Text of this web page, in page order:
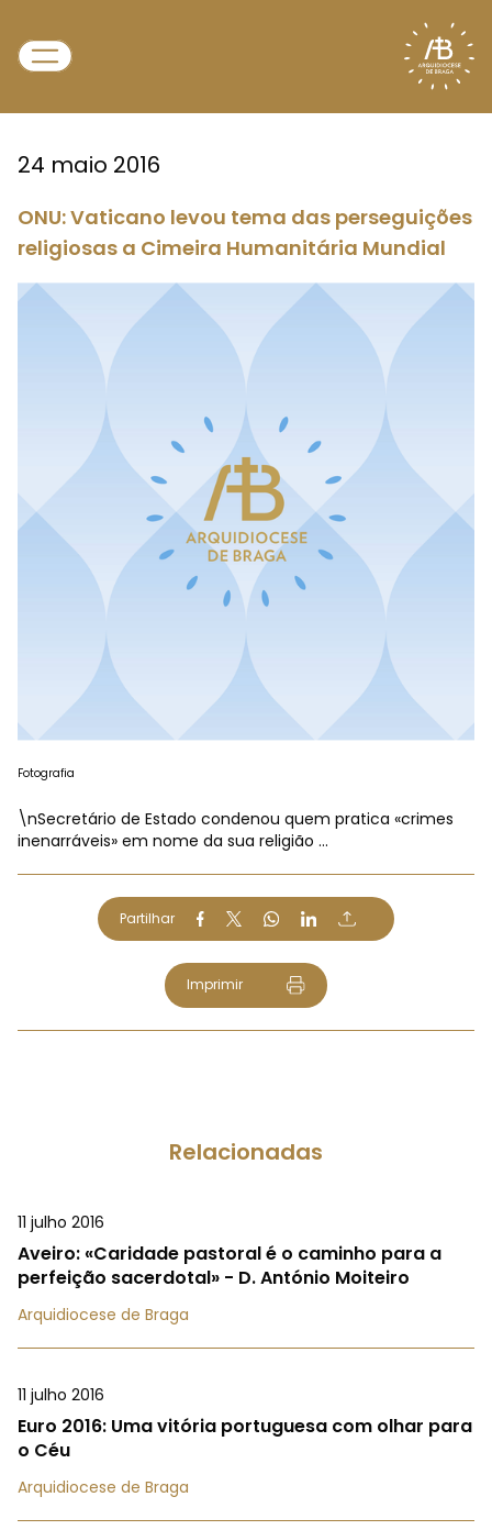
24 maio 2016
ONU: Vaticano levou tema das perseguições
religiosas a Cimeira Humanitária Mundial
Fotografia
\nSecretário de Estado condenou quem pratica «crimes
inenarráveis» em nome da sua religião ...
Partilhar
Imprimir
Relacionadas
11 julho 2016
Aveiro: «Caridade pastoral é o caminho para a
perfeição sacerdotal» - D. António Moiteiro
Arquidiocese de Braga
11 julho 2016
Euro 2016: Uma vitória portuguesa com olhar para
o Céu
Arquidiocese de Braga